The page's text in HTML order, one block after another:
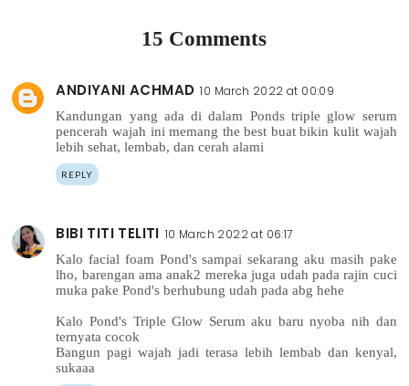
15 Comments
ANDIYANI ACHMAD 10 March 2022 at 00:09
Kandungan yang ada di dalam Ponds triple glow serum
pencerah wajah ini memang the best buat bikin kulit wajah
lebih sehat, lembab, dan cerah alami
REPLY
BIBI TITI TELITI 10 March 2022 at 06:17
Kalo facial foam Pond's sampai sekarang aku masih pake
lho, barengan ama anak2 mereka juga udah pada rajin cuci
muka pake Pond's berhubung udah pada abg hehe
Kalo Pond's Triple Glow Serum aku baru nyoba nih dan
ternyata cocok
Bangun pagi wajah jadi terasa lebih lembab dan kenyal,
sukaaa